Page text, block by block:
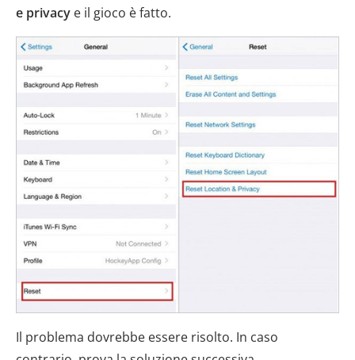
e privacy e il gioco è fatto.
Il problema dovrebbe essere risolto. In caso